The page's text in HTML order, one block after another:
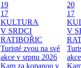
19
17
KULTURA
V SRDCI
RATIBOŘIC
Turisté zvou na své
akce v srpnu 2026
Kam za kopanou v
20
17
V